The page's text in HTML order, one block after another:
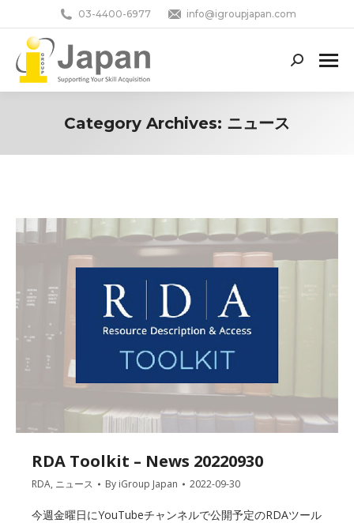
03-4400-6977 info@igroupjapan.com
Search:
Category Archives: ニュース
RDA Toolkit – News 20220930
RDA, ニュース By iGroup Japan 2022-09-30
今週金曜日にYouTubeチャンネルで公開予定のRDAツール